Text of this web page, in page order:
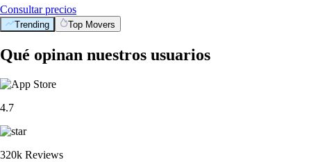
Consultar precios
Trending Top Movers
Qué opinan nuestros usuarios
4.7
320k Reviews